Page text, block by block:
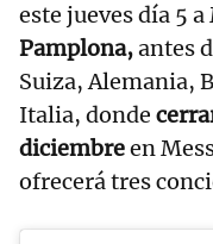
este jueves día 5 a
Pamplona,antes
Suiza, Alemania,
Italia, donde
diciembreen
ofrecerá tres